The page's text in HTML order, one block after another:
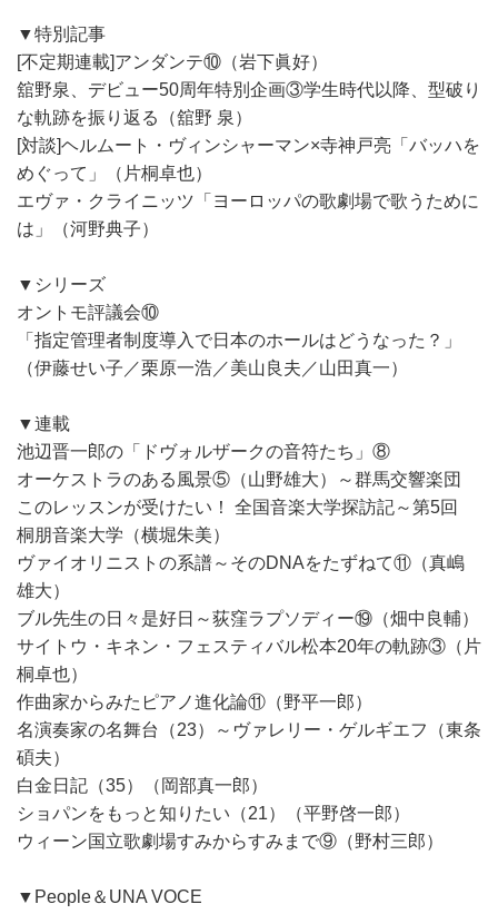
▼特別記事
[不定期連載]アンダンテ⑩（岩下眞好）
舘野泉、デビュー50周年特別企画③学生時代以降、型破り
な軌跡を振り返る（舘野 泉）
[対談]ヘルムート・ヴィンシャーマン×寺神戸亮「バッハを
めぐって」（片桐卓也）
エヴァ・クライニッツ「ヨーロッパの歌劇場で歌うために
は」（河野典子）
▼シリーズ
オントモ評議会⑩
「指定管理者制度導入で日本のホールはどうなった？」
（伊藤せい子／栗原一浩／美山良夫／山田真一）
▼連載
池辺晋一郎の「ドヴォルザークの音符たち」⑧
オーケストラのある風景⑤（山野雄大）～群馬交響楽団
このレッスンが受けたい！ 全国音楽大学探訪記～第5回
桐朋音楽大学（横堀朱美）
ヴァイオリニストの系譜～そのDNAをたずねて⑪（真嶋
雄大）
ブル先生の日々是好日～荻窪ラプソディー⑲（畑中良輔）
サイトウ・キネン・フェスティバル松本20年の軌跡③（片
桐卓也）
作曲家からみたピアノ進化論⑪（野平一郎）
名演奏家の名舞台（23）～ヴァレリー・ゲルギエフ（東条
碩夫）
白金日記（35）（岡部真一郎）
ショパンをもっと知りたい（21）（平野啓一郎）
ウィーン国立歌劇場すみからすみまで⑨（野村三郎）
▼People＆UNA VOCE